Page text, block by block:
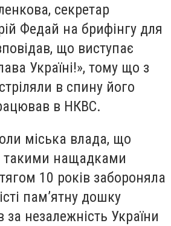
секретар
Федай на брифінгу для
що виступає
Україні!», тому що з
в спину його
в НКВС.
міська влада, що
такими нащадками
10 років забороняла
пам’ятну дошку
за незалежність України